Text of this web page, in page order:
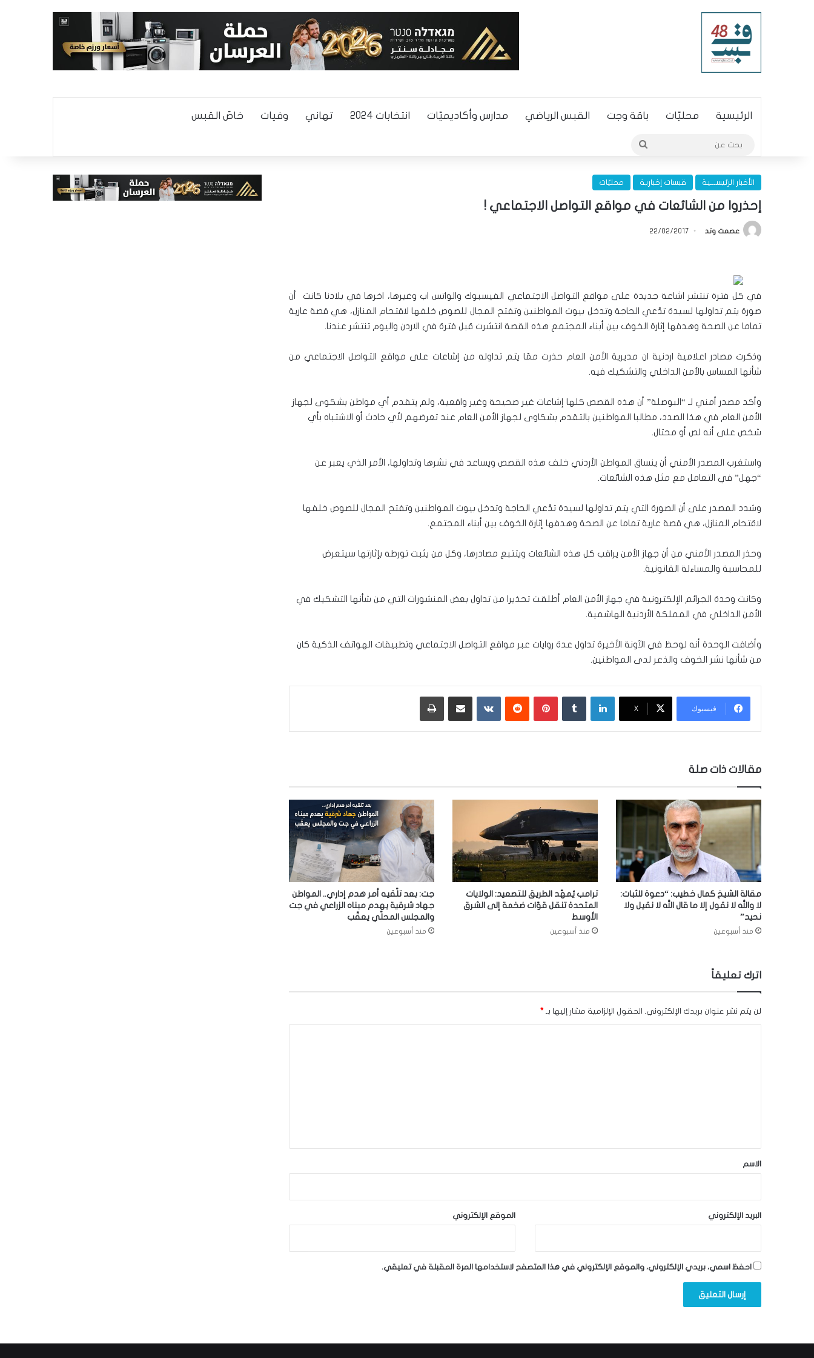
الرئيسية محليّات باقة وجت القبس الرياضي مدارس وأكاديميّات انتخابات 2024 تهاني وفيات خاصّ القبس
الأخبار الرئيســـية قبسات إخبارية محليّات
إحذروا من الشائعات في مواقع التواصل الاجتماعي !
عصمت وتد 22/02/2017
في كل فترة تنتشر اشاعة جديدة على مواقع التواصل الاجتماعي الفيسبوك والواتس اب وغيرها، اخرها في بلادنا كانت أن
صورة يتم تداولها لسيدة تدّعي الحاجة وتدخل بيوت المواطنين وتفتح المجال للصوص خلفها لاقتحام المنازل، هي قصة عارية
تماما عن الصحة وهدفها إثارة الخوف بين أبناء المجتمع هذه القصة انتشرت قبل فترة في الاردن واليوم تنتشر عندنا.
وذكرت مصادر اعلامية اردنية ان مديرية الأمن العام حذرت ممّا يتم تداوله من إشاعات على مواقع التواصل الاجتماعي من
شأنها المساس بالأمن الداخلي والتشكيك فيه.
وأكد مصدر أمني لـ “البوصلة” أن هذه القصص كلها إشاعات غير صحيحة وغير واقعية، ولم يتقدم أي مواطن بشكوى لجهاز
الأمن العام في هذا الصدد، مطالبا المواطنين بالتقدم بشكاوى لجهاز الأمن العام عند تعرضهم لأي حادث أو الاشتباه بأي
شخص على أنه لص أو محتال.
واستغرب المصدر الأمني أن ينساق المواطن الأردني خلف هذه القصص ويساعد في نشرها وتداولها، الأمر الذي يعبر عن
“جهل” في التعامل مع مثل هذه الشائعات.
وشدد المصدر على أن الصورة التي يتم تداولها لسيدة تدّعي الحاجة وتدخل بيوت المواطنين وتفتح المجال للصوص خلفها
لاقتحام المنازل، هي قصة عارية تماما عن الصحة وهدفها إثارة الخوف بين أبناء المجتمع.
وحذر المصدر الأمني من أن جهاز الأمن يراقب كل هذه الشائعات ويتتبع مصادرها، وكل من يثبت تورطه بإثارتها سيتعرض
للمحاسبة والمساءلة القانونية.
وكانت وحدة الجرائم الإلكترونية في جهاز الأمن العام أطلقت تحذيرا من تداول بعض المنشورات التي من شأنها التشكيك في
الأمن الداخلي في المملكة الأردنية الهاشمية.
وأضافت الوحدة أنه لوحظ في الآونة الأخيرة تداول عدة روايات عبر مواقع التواصل الاجتماعي وتطبيقات الهواتف الذكية كان
من شأنها نشر الخوف والذعر لدى المواطنين.
فيسبوك ‫X
لينكدإن بينتيريست ‏VKontakte
مقالات ذات صلة
مقالة الشيخ كمال خطيب: “دعوة للثبات:
لا والله لا نقول إلا ما قال الله لا نقيل ولا
نحيد”
منذ أسبوعين
ترامب يُمهّد الطريق للتصعيد: الولايات
المتحدة تنقل قوّات ضخمة إلى الشرق
الأوسط
منذ أسبوعين
جت: بعد تلّقيه أمر هدم إداري.. المواطن
جهاد شرقية يهدم مبناه الزراعي في جت
والمجلس المحلّي يعقّب
منذ أسبوعين
اترك تعليقاً
لن يتم نشر عنوان بريدك الإلكتروني. الحقول الإلزامية مشار إليها بـ *
*
الاسم
البريد الإلكتروني الموقع الإلكتروني
احفظ اسمي، بريدي الإلكتروني، والموقع الإلكتروني في هذا المتصفح لاستخدامها المرة المقبلة في تعليقي.